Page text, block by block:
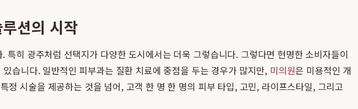
션의 시작
히 광주처럼 선택지가 다양한 도시에서는 더욱 그렇습니다. 그렇다면 현명한 소비자들이
습니다. 일반적인 피부과는 질환 치료에 중점을 두는 경우가 많지만, 미의원은 미용적인 개
시술을 제공하는 것을 넘어, 고객 한 명 한 명의 피부 타입, 고민, 라이프스타일, 그리고